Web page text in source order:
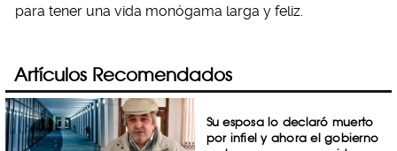
para tener una vida monógama larga y feliz.
Artículos Recomendados
Su esposa lo declaró muerto
por infiel y ahora el gobierno